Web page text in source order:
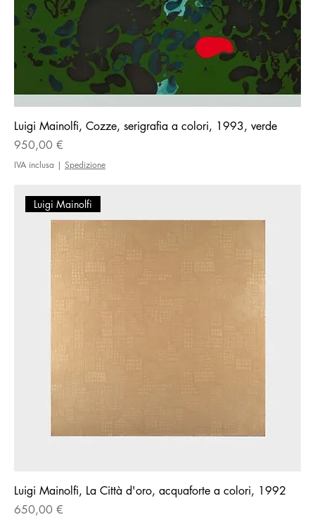
Luigi Mainolfi, Cozze, serigrafia a colori, 1993, verde
Prezzo
950,00 €
IVA inclusa | Spedizione
Luigi Mainolfi
Luigi Mainolfi, La Città d'oro, acquaforte a colori, 1992
Prezzo
650,00 €